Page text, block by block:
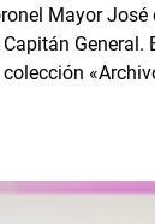
Mayor José
General.